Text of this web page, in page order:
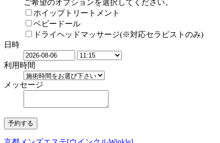
ご希望のオプションを選択してください。
ホイップトリートメント
ベビードール
ドライヘッドマッサージ(※対応セラピストのみ)
日時
利用時間
メッセージ